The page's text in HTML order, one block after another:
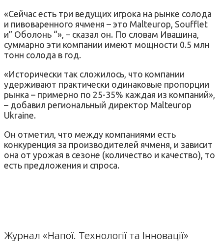
«Сейчас есть три ведущих игрока на рынке солода
и пивоваренного ячменя – это Malteurop, Soufflet
и” Оболонь “», – сказал он. По словам Ивашина,
суммарно эти компании имеют мощности 0.5 млн
тонн солода в год.
«Исторически так сложилось, что компании
удерживают практически одинаковые пропорции
рынка – примерно по 25-35% каждая из компаний»,
– добавил региональный директор Malteurop
Ukraine.
Он отметил, что между компаниями есть
конкуренция за производителей ячменя, и зависит
она от урожая в сезоне (количество и качество), то
есть предложения и спроса.
Журнал «Напої. Технології та Інновації»